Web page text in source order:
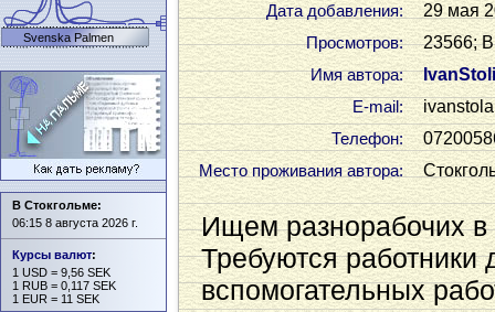
Дата добавления: 29 мая
Просмотров: 23566;
Имя автора:
Е-mail:
Телефон:
Место проживания автора:
Ищем разнорабочих в
Требуются работники
вспомогательных
Svenska Palmen
В Стокгольме:
06:15 8 августа 2026 г.
Курсы валют:
1 USD = 9,56 SEK
1 RUB = 0,117 SEK
1 EUR = 11 SEK